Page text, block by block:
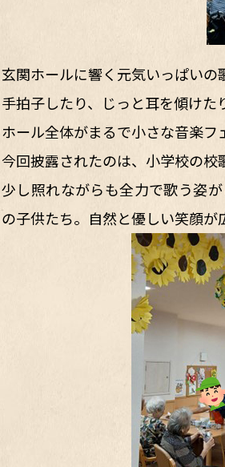
玄関ホールに響く元気いっぱい
手拍子したり、じっと耳を傾けた
ホール全体がまるで小さな音楽フ
今回披露されたのは、小学校の校
少し照れながらも全力で歌う姿
の子供たち。自然と優しい笑顔が